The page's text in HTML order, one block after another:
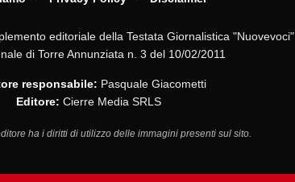
editoriale della Testata Giornalistica "Nuovevoci"
di Torre Annunziata n. 3 del 10/02/2011
responsabile: Pasquale Giacometti
Editore: Cierre Media SRLS
ha i diritti di utilizzo delle immagini presenti sul sito.